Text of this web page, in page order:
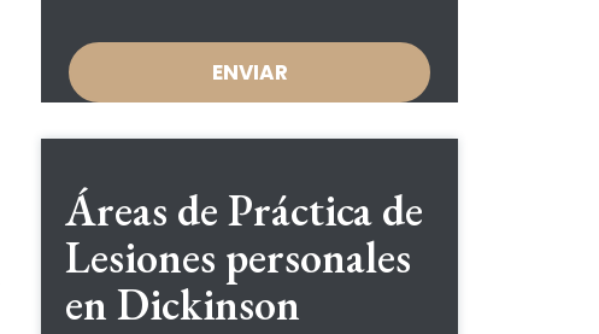
Áreas de Práctica de
Lesiones personales
en Dickinson